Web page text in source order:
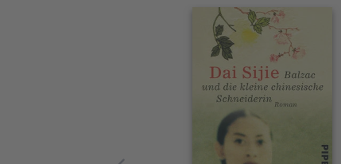
Interaktives
Slider-
Element